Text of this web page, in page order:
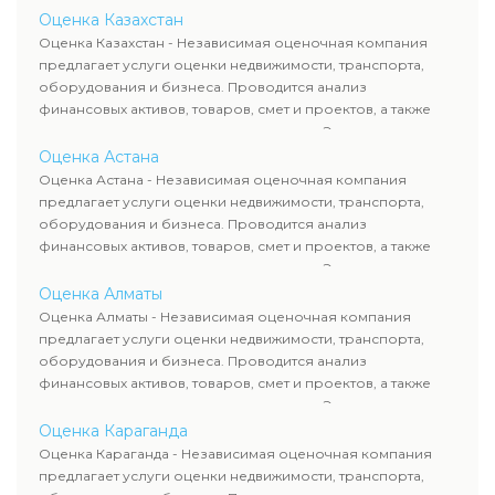
требованиям законодательства
и используются для сделок,
кредитования и судебных
процессов.
гарантирует объективные
результаты. Отчеты
используются для банков,
судов и страховых компаний по
Оценка Казахстан
Оценка Казахстан - Независимая оценочная компания
предлагает услуги оценки недвижимости, транспорта,
оборудования и бизнеса. Проводится анализ
финансовых активов, товаров, смет и проектов, а также
оценка животных и недропользования. Эксперты
определяют рыночную стоимость имущества и
рассчитывают ущерб. Все отчеты соответствуют
требованиям законодательства и используются для
сделок, кредитования и судебных процессов.
Оценка Астана
Оценка Астана - Независимая оценочная компания
предлагает услуги оценки недвижимости, транспорта,
оборудования и бизнеса. Проводится анализ
финансовых активов, товаров, смет и проектов, а также
оценка животных и недропользования. Эксперты
определяют рыночную стоимость имущества и
рассчитывают ущерб. Все отчеты соответствуют
требованиям законодательства и используются для
сделок, кредитования и судебных процессов.
Оценка Алматы
Оценка Алматы - Независимая оценочная компания
предлагает услуги оценки недвижимости, транспорта,
оборудования и бизнеса. Проводится анализ
финансовых активов, товаров, смет и проектов, а также
оценка животных и недропользования. Эксперты
определяют рыночную стоимость имущества и
рассчитывают ущерб. Все отчеты соответствуют
требованиям законодательства и используются для
Оценка Караганда
Оценка Караганда - Независимая оценочная компания
предлагает услуги оценки недвижимости, транспорта,